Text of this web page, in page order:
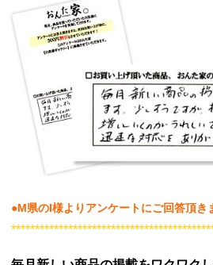
●M県のI様よりアンケートにご回答頂き